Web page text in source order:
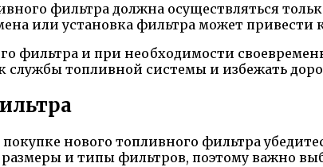
фильтра должна осуществляться
или установка фильтра может
фильтра и при необходимости
службы топливной системы и избежать
нового топливного фильтра
и типы фильтров, поэтому важно